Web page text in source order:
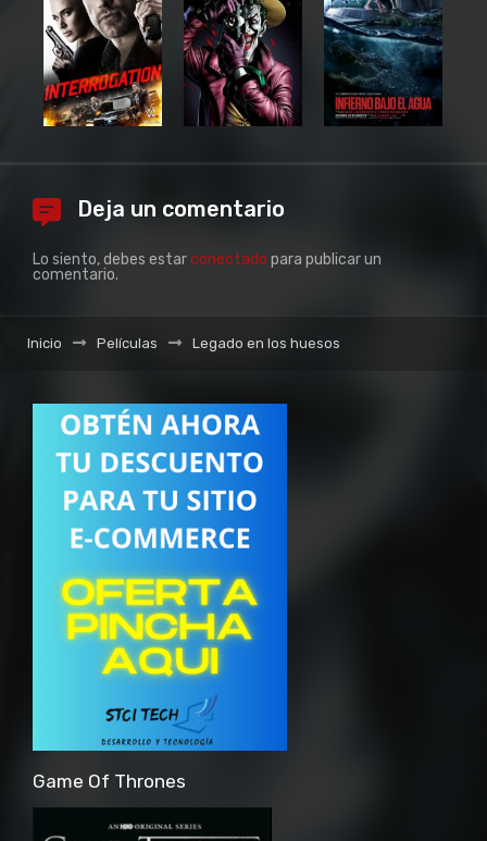
Deja un comentario
Lo siento, debes estarconectado para publicar un
comentario.
Inicio Películas Legado en los huesos
Game Of Thrones